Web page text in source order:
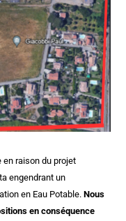
raison du projet
engendrant un
en Eau Potable.Nous
en conséquence